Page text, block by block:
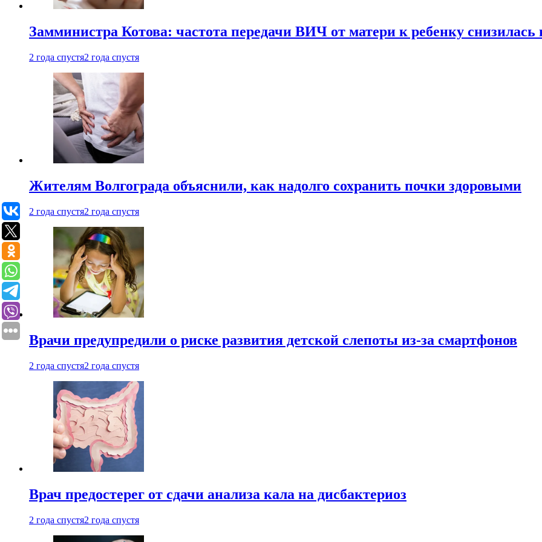
Замминистра Котова: частота передачи ВИЧ от матери к ребенку снизилась
2 года спустя2 года спустя
Жителям Волгограда объяснили, как надолго сохранить почки здоровыми
2 года спустя2 года спустя
Врачи предупредили о риске развития детской слепоты из-за смартфонов
2 года спустя2 года спустя
Врач предостерег от сдачи анализа кала на дисбактериоз
2 года спустя2 года спустя